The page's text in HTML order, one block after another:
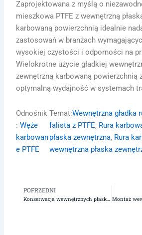
Zaprojektowana z myślą o
mieszkowa PTFE z wewnętrzną
karbowaną powierzchnią idealnie
zastosowań w branżach
wysokiej czystości i odporności na
Wielokrotne użycie gładkiej
zewnętrzną karbowaną powierzchnią
optymalną wydajność w systemach
Odnośnik
:Węże
karbowan
e PTFE
Temat:Wewnętrzna gładka
falista z PTFE, Rura
płaska zewnętrzna, Rura
wewnętrzna płaska
Poprzedni
POPRZEDNI